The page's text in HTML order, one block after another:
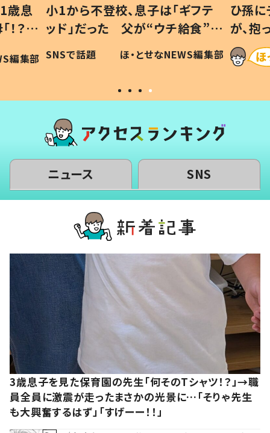
歳息
？」
編集部
小1から不登校、息子は「ギフテ
ッド」だった 父が“ウチ給食”を
作り続ける理由とは #令和の親
#令和の子
SNSで話題 ほ・とせなNEWS編集部
ひ孫
が、
「涙が
い」
ニュース SNS
3歳息子を見た保育園の先生「何そのTシャツ！？」→職
員全員に激震が走ったまさかの光景に…「そりゃ先生
も大興奮するはず」「すげーー！！」